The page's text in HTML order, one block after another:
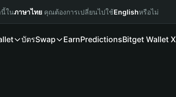
ในภาษาไทย คุณต้องการเปลี่ยนไปใช้Englishหรือไม่
บัตรSwap EarnPredictionsBitget Wallet X